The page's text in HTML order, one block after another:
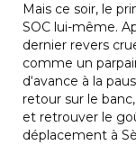
Mais ce soir, le
SOC lui-même.
dernier revers
comme un
d‘avance à la
retour sur le
et retrouver le
déplacement à